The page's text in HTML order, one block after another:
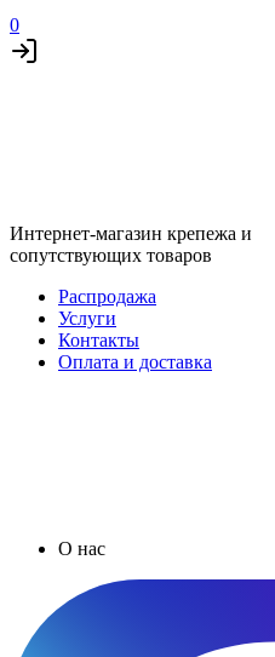
0
Интернет-магазин крепежа и
сопутствующих товаров
Распродажа
Услуги
Контакты
Оплата и доставка
О нас